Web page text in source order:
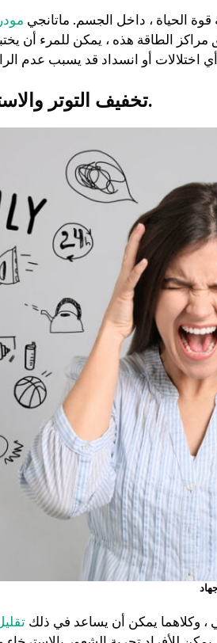
الحياة ، داخل الجسم. ماتانجي مودرا
الطاقة هذه ، يمكن للمرء أن
6. تخفيف التوتر والاستقرار العاطفي.
، وكلاهما يمكن أن يساعد في ذلك